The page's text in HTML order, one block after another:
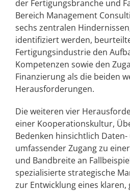
der Fertigungsbranche und
Bereich Management
sechs zentralen
identifiziert werden,
Fertigungsindustrie den
Kompetenzen sowie den
Finanzierung als die beiden
Herausforderungen.
Die weiteren vier
einer Kooperationskultur,
Bedenken hinsichtlich
umfassender Zugang zu
und Bandbreite an
spezialisierte strategische
zur Entwicklung eines